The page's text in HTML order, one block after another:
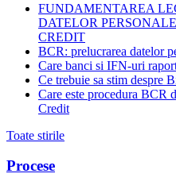
FUNDAMENTAREA
DATELOR
CREDIT
BCR: prelucrarea datelor
Care banci si IFN-uri
Ce trebuie sa stim despre
Care este procedura BCR
Credit
Toate stirile
Procese